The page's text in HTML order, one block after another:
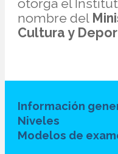
otorga el
nombre del
Cultura y
Información
Niveles
Modelos de